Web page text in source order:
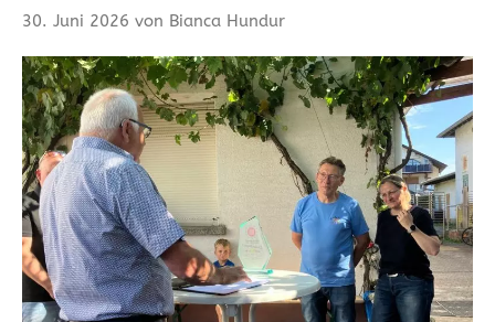
30. Juni 2026 von Bianca Hundur